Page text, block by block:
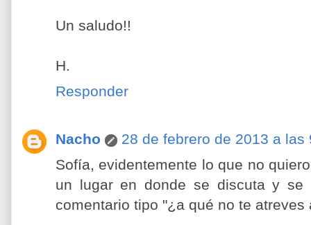
Un saludo!!
H.
Responder
Nacho
28 de febrero de 2013 a las
Sofía, evidentemente lo que no
un lugar en donde se discuta y se
comentario tipo "¿a qué no te atreves